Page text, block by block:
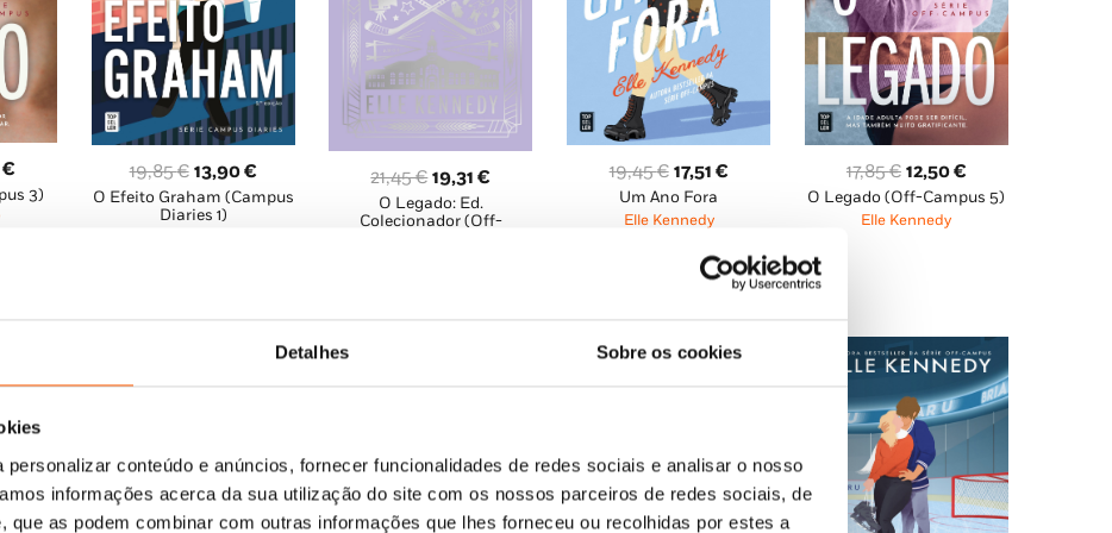
Detalhes Sobre os cookies
personalizar conteúdo e anúncios, fornecer funcionalidades de redes sociais e analisar o nosso
informações acerca da sua utilização do site com os nossos parceiros de redes sociais, de
que as podem combinar com outras informações que lhes forneceu ou recolhidas por estes a
€O
preço
3)
19,85€ O
preço
original
13,90€O
preço
O Efeito Graham (Campus
Diaries 1)
21,45€O
preço
original
19,31€
O Legado: Ed.
Colecionador (Off-
19,45€ O
preço
original
era:
19,45 €.
17,51 €O
é:
17,51 €.
Um Ano Fora
Elle Kennedy
17,85€ O
preço
original
12,50€O
preço
O Legado (Off-Campus 5)
Elle Kennedy